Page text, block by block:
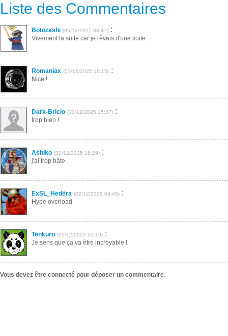
Liste des Commentaires
Botozashi (06/12/2025 03:47) :
Vivement la suite car je rêvais d'une suite.
Romaniax (03/12/2025 16:15) :
Nice !
Dark-Bricio (03/12/2025 15:37) :
trop bien !
Ashiko (02/12/2025 16:29) :
j'ai trop hâte
ExSL_Hedëra (02/12/2025 09:45) :
Hype overload
Tenkuro (01/12/2025 20:19) :
Je sens que ça va être incroyable !
Vous devez être connecté pour déposer un commentaire.